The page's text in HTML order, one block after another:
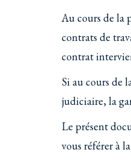
Au cours de la
contrats de
contrat
Si au cours de
judiciaire, la
Le présent
vous référer à